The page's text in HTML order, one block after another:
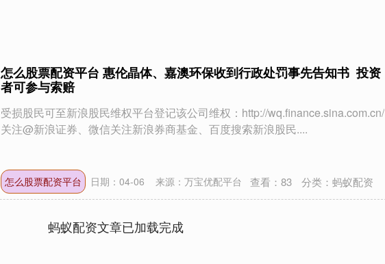
怎么股票配资平台 惠伦晶体、嘉澳环保收到行政处罚事先告知书 投资
者可参与索赔
受损股民可至新浪股民维权平台登记该公司维权：http://wq.finance.sina.com.cn/
关注@新浪证券、微信关注新浪券商基金、百度搜索新浪股民....
怎么股票配资平台 日期：04-06 来源：万宝优配平台 查看： 83 分类： 蚂蚁配资
蚂蚁配资文章已加载完成